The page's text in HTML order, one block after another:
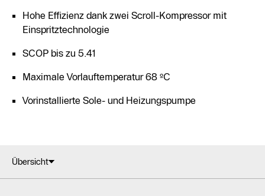
Hohe Effizienz dank zwei Scroll-Kompressor mit
Einspritztechnologie
SCOP bis zu 5.41
Maximale Vorlauftemperatur 68 ºC
Vorinstallierte Sole- und Heizungspumpe
Übersicht